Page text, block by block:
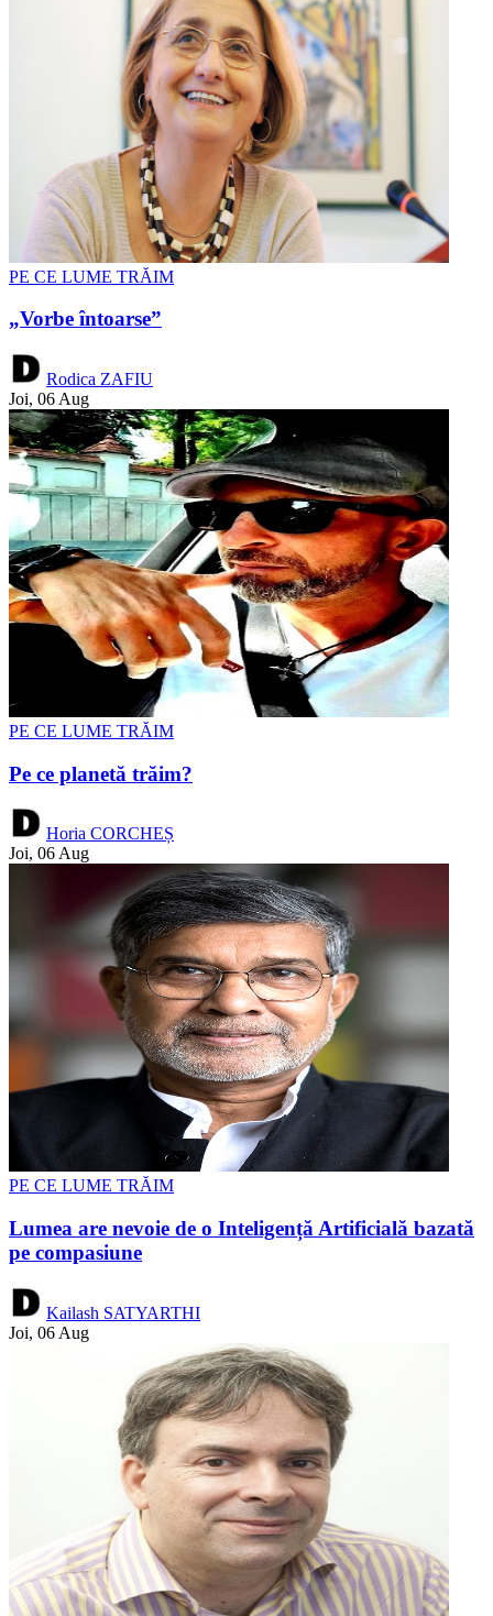
PE CE LUME TRĂIM
„Vorbe întoarse”
Rodica ZAFIU
Joi, 06 Aug
PE CE LUME TRĂIM
Pe ce planetă trăim?
Horia CORCHEȘ
Joi, 06 Aug
PE CE LUME TRĂIM
Lumea are nevoie de o Inteligență Artificială bazată
pe compasiune
Kailash SATYARTHI
Joi, 06 Aug